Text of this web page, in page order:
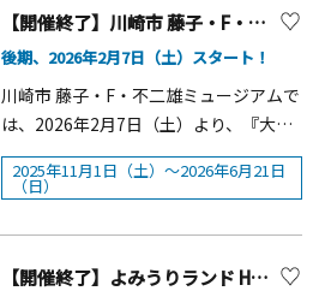
品：「怪盗グルーのミニオン超変身」
磯1990番地先）■上映日時②：9月20
日（土）18:00～■上映作品：「パウ・
パトロール ザ・マイティ・ムービ
ー」■上映場所：大磯港芝生広場（大
磯町大磯1398-18付近） ■主&nbsp;
【開催終了】川崎市 藤子・F・不二雄ミュージアム 「大長編ドラえもん のび太の海底鬼岩城と冒険のひみつ展 」
後期、2026年2月7日（土）スタート！
川崎市 藤子・F・不二雄ミュージアムで
は、2026年2月7日（土）より、『大長
編ドラえもん のび太の海底鬼岩城と冒
険のひみつ展』後期展示を開催してい
展示をご覧いただけます。 原画展概要
タイトル：『大長編ドラえもん のび太
2025年11月1日（土）～2026年6月21日
（日）
【開催終了】よみうりランド HANABIYORI「 梅まつり2026」